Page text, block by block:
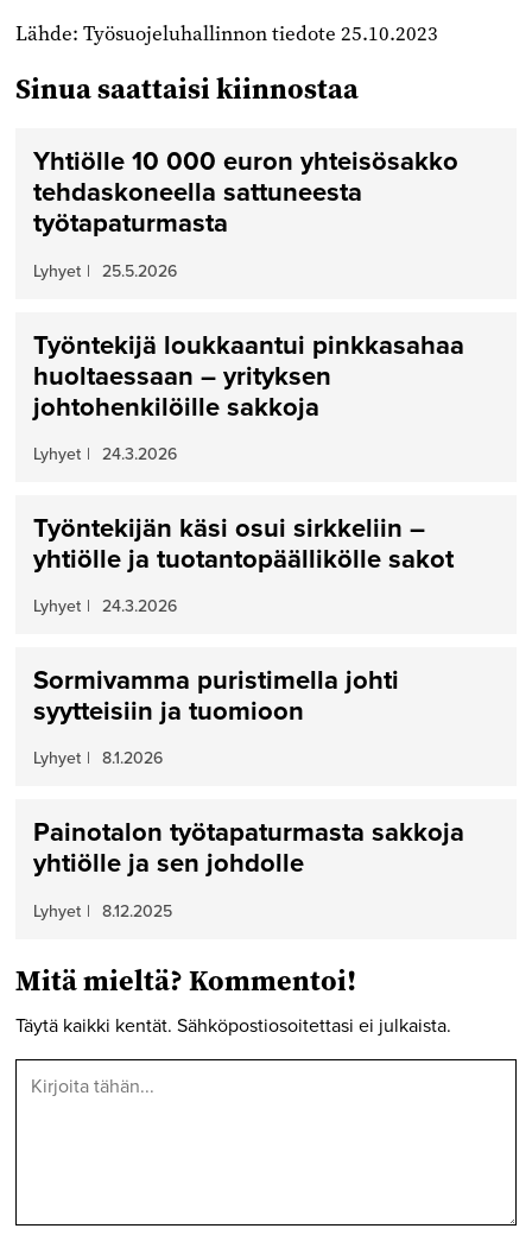
Lähde: Työsuojeluhallinnon tiedote 25.10.2023
Sinua saattaisi kiinnostaa
Yhtiölle 10 000 euron yhteisösakko
tehdaskoneella sattuneesta
työtapaturmasta
Lyhyet | 25.5.2026
Työntekijä loukkaantui pinkkasahaa
huoltaessaan – yrityksen
johtohenkilöille sakkoja
Lyhyet | 24.3.2026
Työntekijän käsi osui sirkkeliin –
yhtiölle ja tuotantopäällikölle sakot
Lyhyet | 24.3.2026
Sormivamma puristimella johti
syytteisiin ja tuomioon
Lyhyet | 8.1.2026
Painotalon työtapaturmasta sakkoja
yhtiölle ja sen johdolle
Lyhyet | 8.12.2025
Mitä mieltä? Kommentoi!
Täytä kaikki kentät. Sähköpostiosoitettasi ei julkaista.